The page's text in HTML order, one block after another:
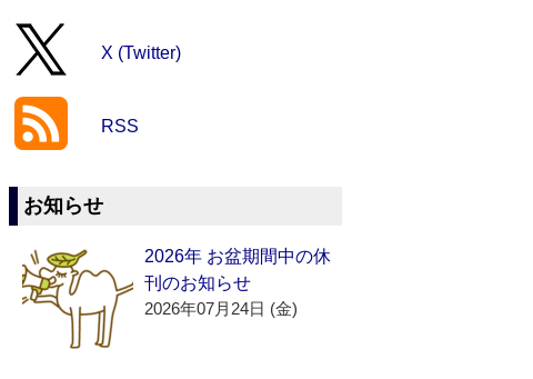
X (Twitter)
RSS
お知らせ
2026年 お盆期間中の休
刊のお知らせ
2026年07月24日 (金)